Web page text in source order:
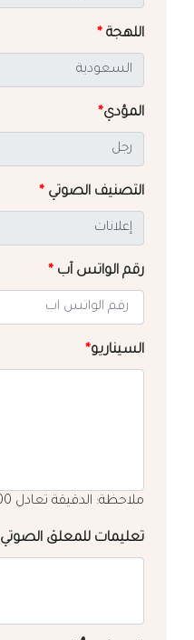
اللهجة *
المؤدي*
التصنيف الصوتي *
رقم الواتس آب *
السيناريو*
ملاحظة: الدقيقة تعادل 100 كلمة باللغة العربية
تعليمات للمعلق الصوتي